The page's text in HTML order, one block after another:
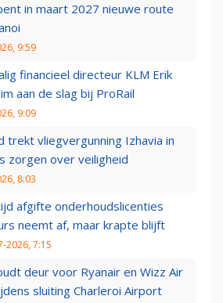
in maart 2027 nieuwe route
9:59
financieel directeur KLM Erik
aan de slag bij ProRail
9:09
trekt vliegvergunning Izhavia in
zorgen over veiligheid
8:03
afgifte onderhoudslicenties
neemt af, maar krapte blijft
2026, 7:15
deur voor Ryanair en Wizz Air
sluiting Charleroi Airport